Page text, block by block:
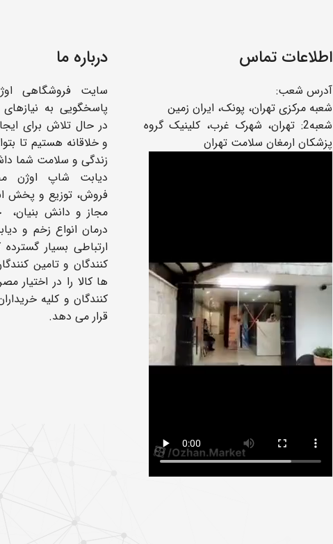
اطلاعات تماس
آدرس شعب:
شعبه مرکزی تهران، پونک، ایران زمین
شعبه2: تهران، شهرک غرب، کلینیک گروه
پزشکان ارمغان سلامت تهران
درباره ما
سایت فروشگاهی
پاسخگویی به
در حال تلاش برای
و خلاقانه هستیم تا
زندگی و سلامت شما
دیابت شاپ اوژن
فروش، توزیع و پخش
مجاز و دانش
درمان انواع زخم و
ارتباطی بسیار
کنندگان و تامین
ها کالا را در اختیار
کنندگان و کلیه
قرار می دهد.